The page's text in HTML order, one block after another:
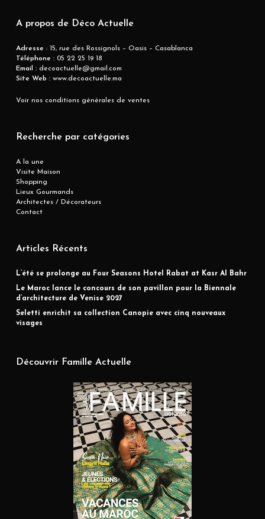
A propos de Déco Actuelle
Adresse : 15, rue des Rossignols – Oasis – Casablanca
Téléphone :05 22 25 19 18
Email :decoactuelle@gmail.com
Site Web :www.decoactuelle.ma
Voir nos conditions générales de ventes
Recherche par catégories
A la une
Visite Maison
Shopping
Lieux Gourmands
Architectes / Décorateurs
Contact
Articles Récents
L’été se prolonge au Four Seasons Hotel Rabat at Kasr Al Bahr
Le Maroc lance le concours de son pavillon pour la Biennale
d’architecture de Venise 2027
Seletti enrichit sa collection Canopie avec cinq nouveaux
visages
Découvrir Famille Actuelle